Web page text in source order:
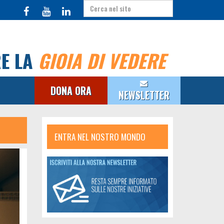
LA GIOIA DI VEDERE
DONA ORA NEWSLETTER
ENTRA NEL NOSTRO MONDO